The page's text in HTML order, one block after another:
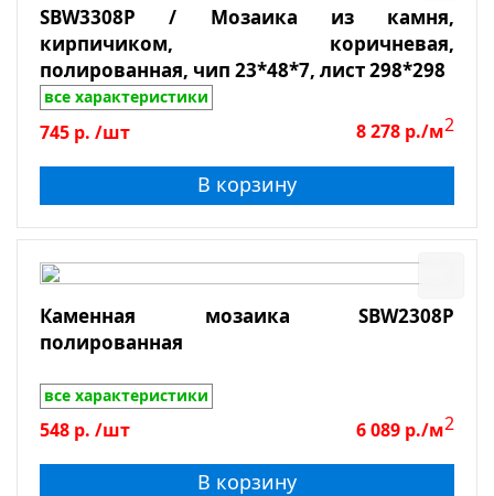
Толщина
Сбросить фильтр
SBW3308P / Мозаика из камня,
кирпичиком, коричневая,
полированная, чип 23*48*7, лист 298*298
все характеристики
745 р. /шт 8 278 р./м2
В корзину
Каменная мозаика SBW2308P
полированная
все характеристики
548 р. /шт 6 089 р./м2
В корзину